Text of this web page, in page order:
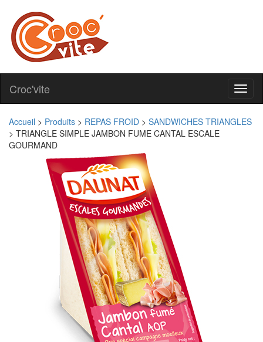
Croc'vite
Accueil > Produits > REPAS FROID > SANDWICHES TRIANGLES
> TRIANGLE SIMPLE JAMBON FUME CANTAL ESCALE
GOURMAND